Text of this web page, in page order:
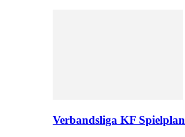
Verbandsliga KF Spielplan